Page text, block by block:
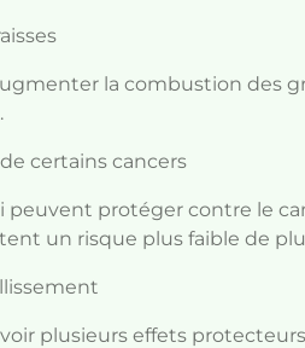
la combustion des
certains cancers
protéger contre le
un risque plus faible de
plusieurs effets